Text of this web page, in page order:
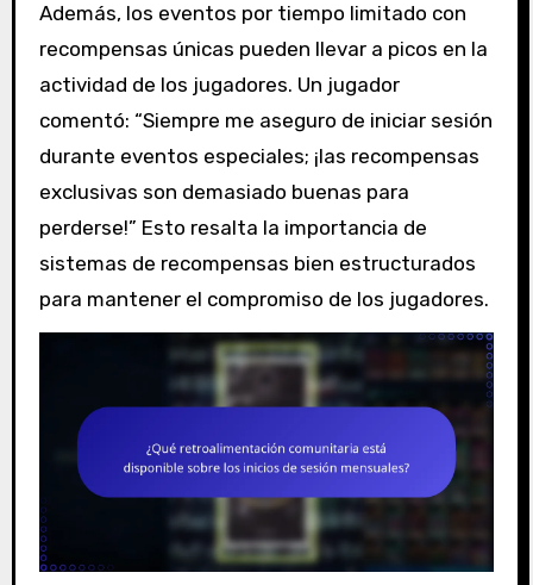
Además, los eventos por tiempo limitado con
recompensas únicas pueden llevar a picos en la
actividad de los jugadores. Un jugador
comentó: “Siempre me aseguro de iniciar sesión
durante eventos especiales; ¡las recompensas
exclusivas son demasiado buenas para
perderse!” Esto resalta la importancia de
sistemas de recompensas bien estructurados
para mantener el compromiso de los jugadores.